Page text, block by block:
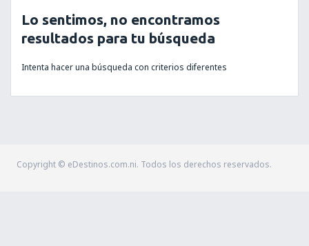
Lo sentimos, no encontramos
resultados para tu búsqueda
Intenta hacer una búsqueda con criterios diferentes
Copyright © eDestinos.com.ni. Todos los derechos reservados.